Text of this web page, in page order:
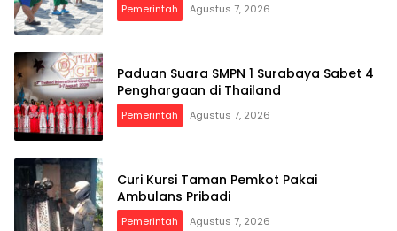
Pemerintah Agustus 7, 2026
Paduan Suara SMPN 1 Surabaya Sabet 4
Penghargaan di Thailand
Pemerintah Agustus 7, 2026
Curi Kursi Taman Pemkot Pakai
Ambulans Pribadi
Pemerintah Agustus 7, 2026